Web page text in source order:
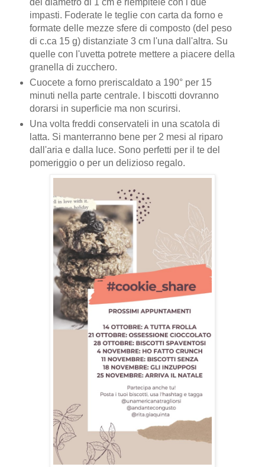
del diametro di 1 cm e riempitele con i due
impasti. Foderate le teglie con carta da forno e
formate delle mezze sfere di composto (del peso
di c.ca 15 g) distanziate 3 cm l'una dall'altra. Su
quelle con l'uvetta potrete mettere a piacere della
granella di zucchero.
Cuocete a forno preriscaldato a 190° per 15
minuti nella parte centrale. I biscotti dovranno
dorarsi in superficie ma non scurirsi.
Una volta freddi conservateli in una scatola di
latta. Si manterranno bene per 2 mesi al riparo
dall'aria e dalla luce. Sono perfetti per il te del
pomeriggio o per un delizioso regalo.